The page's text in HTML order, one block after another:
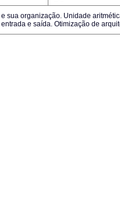
sua organização. Unidade
e saída. Otimização de